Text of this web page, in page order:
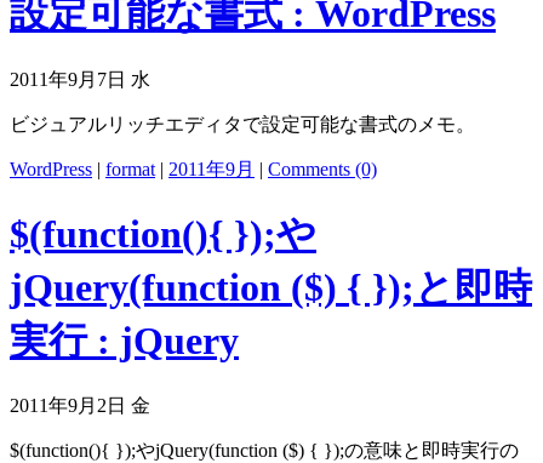
設定可能な書式 : WordPress
2011年9月7日 水
ビジュアルリッチエディタで設定可能な書式のメモ。
WordPress | format | 2011年9月 | Comments (0)
$(function(){ });や
jQuery(function ($) { });と即時
実行 : jQuery
2011年9月2日 金
$(function(){ });やjQuery(function ($) { });の意味と即時実行の